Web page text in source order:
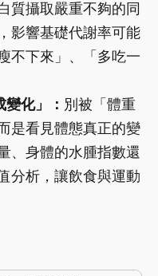
質攝取嚴重不夠的同
影響基礎代謝率可能
不下來」、「多吃一
化」： 別被「體重
是看見體態真正的變
、身體的水腫指數還
分析，讓飲食與運動